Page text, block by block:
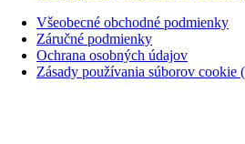
Všeobecné obchodné podmienky
Záručné podmienky
Ochrana osobných údajov
Zásady používania súborov cookie